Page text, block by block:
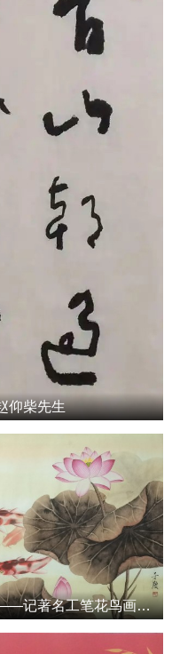
仰柴先生
笔底精微见乾坤 时代气象入丹青——记著名工笔花鸟画家于度先生